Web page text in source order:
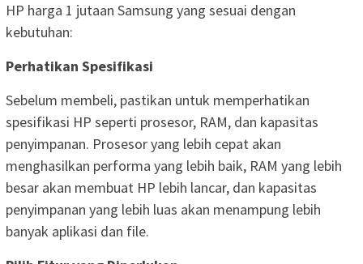
HP harga 1 jutaan Samsung yang sesuai dengan
kebutuhan:
Perhatikan Spesifikasi
Sebelum membeli, pastikan untuk memperhatikan
spesifikasi HP seperti prosesor, RAM, dan kapasitas
penyimpanan. Prosesor yang lebih cepat akan
menghasilkan performa yang lebih baik, RAM yang lebih
besar akan membuat HP lebih lancar, dan kapasitas
penyimpanan yang lebih luas akan menampung lebih
banyak aplikasi dan file.